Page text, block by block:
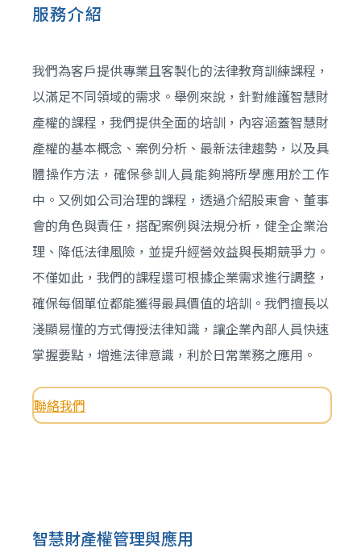
服務介紹
我們為客戶提供專業且客製化的法律教育訓練課程，
以滿足不同領域的需求。舉例來說，針對維護智慧財
產權的課程，我們提供全面的培訓，內容涵蓋智慧財
產權的基本概念、案例分析、最新法律趨勢，以及具
體操作方法，確保參訓人員能夠將所學應用於工作
中。又例如公司治理的課程，透過介紹股東會、董事
會的角色與責任，搭配案例與法規分析，健全企業治
理、降低法律風險，並提升經營效益與長期競爭力。
不僅如此，我們的課程還可根據企業需求進行調整，
確保每個單位都能獲得最具價值的培訓。我們擅長以
淺顯易懂的方式傳授法律知識，讓企業內部人員快速
掌握要點，增進法律意識，利於日常業務之應用。
聯絡我們
智慧財產權管理與應用